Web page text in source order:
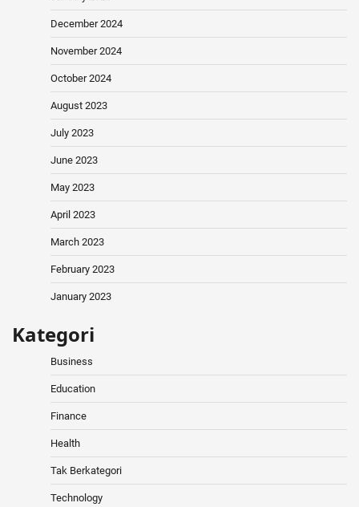
December 2024
November 2024
October 2024
August 2023
July 2023
June 2023
May 2023
April 2023
March 2023
February 2023
January 2023
Kategori
Business
Education
Finance
Health
Tak Berkategori
Technology